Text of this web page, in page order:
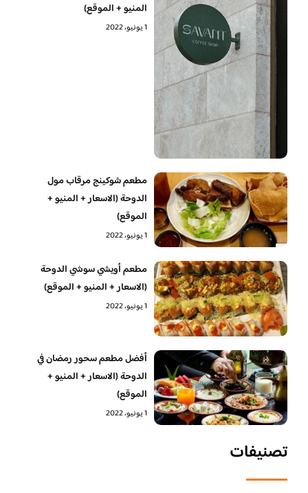
المنيو + الموقع)
1 يونيو، 2022
مطعم شوكينج مرقاب مول
الدوحة (الاسعار + المنيو +
الموقع)
1 يونيو، 2022
مطعم أويشي سوشي الدوحة
(الاسعار + المنيو + الموقع)
1 يونيو، 2022
أفضل مطعم سحور رمضان في
الدوحة (الاسعار + المنيو +
الموقع)
1 يونيو، 2022
تصنيفات